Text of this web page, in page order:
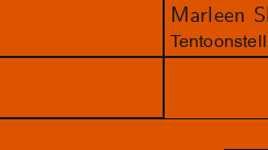
Marleen